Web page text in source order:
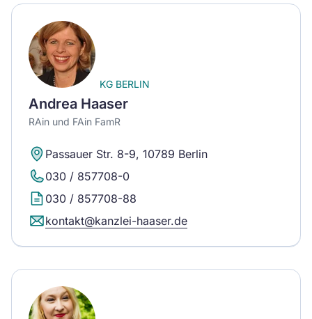
KG BERLIN
Andrea Haaser
RAin und FAin FamR
Passauer Str. 8-9, 10789 Berlin
030 / 857708-0
030 / 857708-88
kontakt@kanzlei-haaser.de